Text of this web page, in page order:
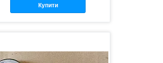
Купити